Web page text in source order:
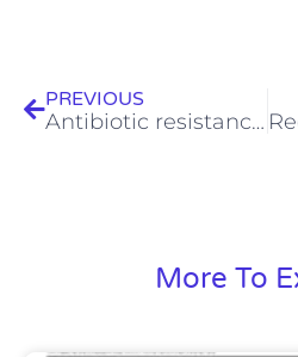
PREVIOUS
Antibiotic resistance in European wastewater treatment plants mirrors the pattern of clinical antibiotic resistance prevalence
More To